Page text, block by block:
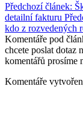
Předchozí článek:
detailní fakturu
kdo z rozvedených
Komentáře pod
chcete poslat dotaz
komentářů prosíme
Komentáře